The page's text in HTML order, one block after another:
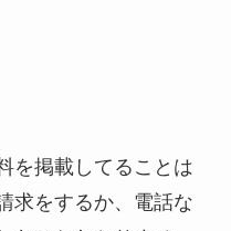
を掲載してることは
求をするか、電話な